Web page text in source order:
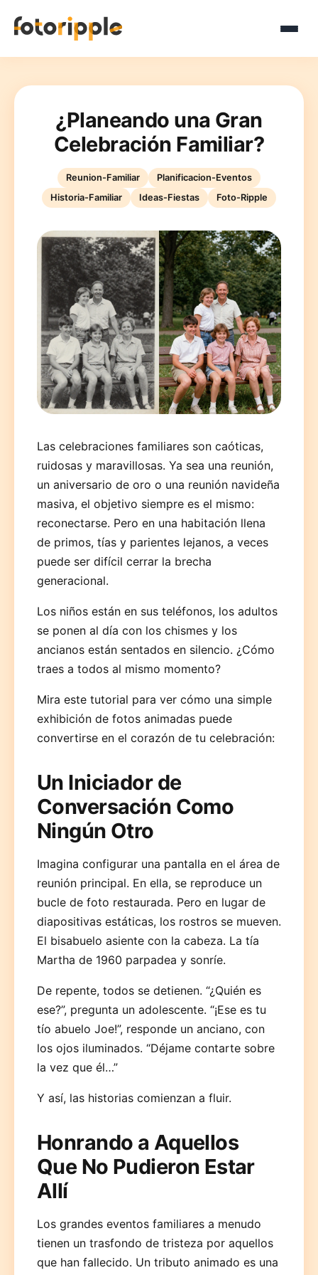
DeutschEnglish EspañolFrançaisItaliano
NederlandsPolskiPortuguês한국어日本語
¿Planeando una Gran
Celebración Familiar?
Reunion-Familiar
Planificacion-Eventos
Historia-Familiar
Ideas-Fiestas Foto-Ripple
Las celebraciones familiares son caóticas,
ruidosas y maravillosas. Ya sea una reunión,
un aniversario de oro o una reunión navideña
masiva, el objetivo siempre es el mismo:
reconectarse. Pero en una habitación llena
de primos, tías y parientes lejanos, a veces
puede ser difícil cerrar la brecha
generacional.
Los niños están en sus teléfonos, los adultos
se ponen al día con los chismes y los
ancianos están sentados en silencio. ¿Cómo
traes a todos al mismo momento?
Mira este tutorial para ver cómo una simple
exhibición de fotos animadas puede
convertirse en el corazón de tu celebración:
Un Iniciador de
Conversación Como
Ningún Otro
Imagina configurar una pantalla en el área de
reunión principal. En ella, se reproduce un
bucle de foto restaurada. Pero en lugar de
diapositivas estáticas, los rostros se mueven.
El bisabuelo asiente con la cabeza. La tía
Martha de 1960 parpadea y sonríe.
De repente, todos se detienen. “¿Quién es
ese?”, pregunta un adolescente. “¡Ese es tu
tío abuelo Joe!”, responde un anciano, con
los ojos iluminados. “Déjame contarte sobre
la vez que él…”
Y así, las historias comienzan a fluir.
Honrando a Aquellos
Que No Pudieron Estar
Allí
Los grandes eventos familiares a menudo
tienen un trasfondo de tristeza por aquellos
que han fallecido. Un tributo animado es una